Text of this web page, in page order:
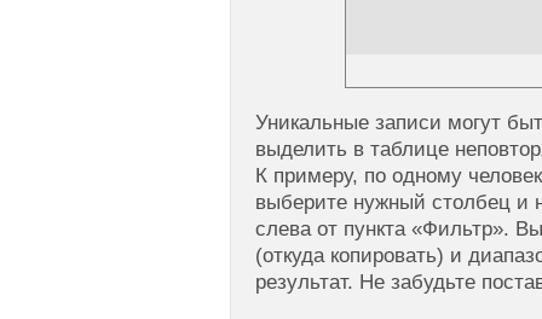
Уникальные записи могут
выделить в таблице
К примеру, по одному
выберите нужный столбец и
слева от пункта «Фильтр».
(откуда копировать) и
результат. Не забудьте